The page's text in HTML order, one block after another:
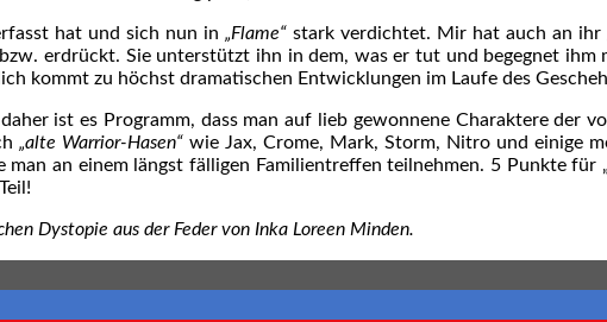
hat und sich nun in „Flame“ stark verdichtet. Mir hat auch an ihr
erdrückt. Sie unterstützt ihn in dem, was er tut und begegnet ihm
kommt zu höchst dramatischen Entwicklungen im Laufe des
ist es Programm, dass man auf lieb gewonnene Charaktere der
„alte Warrior-Hasen“ wie Jax, Crome, Mark, Storm, Nitro und einige
an einem längst fälligen Familientreffen teilnehmen. 5 Punkte für
Dystopie aus der Feder von Inka Loreen Minden.